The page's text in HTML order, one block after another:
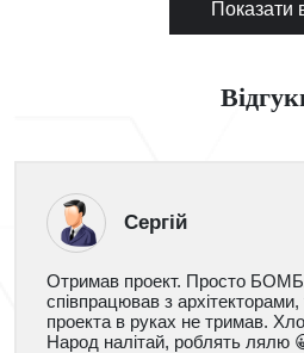
Показати
Сергій
Отримав проект. Просто
співпрацював з
проекта в руках не тримав.
Народ налітай, роблять лялю